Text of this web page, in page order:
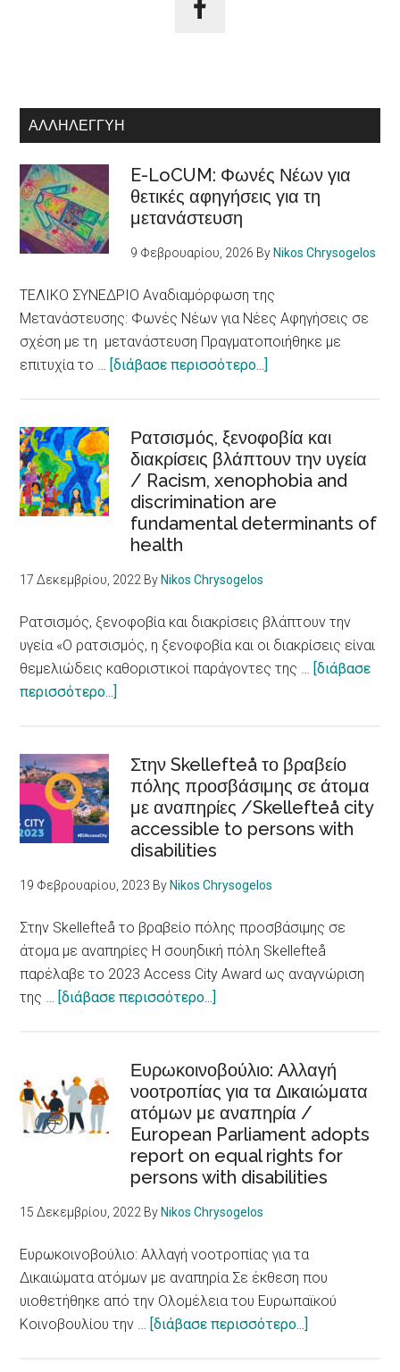
ΑΛΛΗΛΕΓΓΎΗ
E-LoCUM: Φωνές Νέων για
θετικές αφηγήσεις για τη
μετανάστευση
9 Φεβρουαρίου, 2026 ByNikos Chrysogelos
ΤΕΛΙΚΟ ΣΥΝΕΔΡΙΟ Αναδιαμόρφωση της
Μετανάστευσης: Φωνές Νέων για Νέες Αφηγήσεις σε
σχέση με τη μετανάστευση Πραγματοποιήθηκε με
επιτυχία το … [διάβασε περισσότερο...]
Φωνές
Νέων
για
θετικές
αφηγήσεις
Ρατσισμός, ξενοφοβία και
διακρίσεις βλάπτουν την υγεία
/ Racism, xenophobia and
discrimination are
fundamental determinants of
health
17 Δεκεμβρίου, 2022 ByNikos Chrysogelos
Ρατσισμός, ξενοφοβία και διακρίσεις βλάπτουν την
υγεία «Ο ρατσισμός, η ξενοφοβία και οι διακρίσεις είναι
θεμελιώδεις καθοριστικοί παράγοντες της … [διάβασε
περισσότερο...]
και
διακρίσεις
βλάπτουν
την
υγεία
xenophobia
and
discrimination
are
health
Στην Skellefteå το βραβείο
πόλης προσβάσιμης σε άτομα
με αναπηρίες /Skellefteå city
accessible to persons with
disabilities
19 Φεβρουαρίου, 2023 ByNikos Chrysogelos
Στην Skellefteå το βραβείο πόλης προσβάσιμης σε
άτομα με αναπηρίες Η σουηδική πόλη Skellefteå
παρέλαβε το 2023 Access City Award ως αναγνώριση
της … [διάβασε περισσότερο...]
το
βραβείο
πόλης
προσβάσιμης
σε
άτομα
/Skellefteå
city
accessible
to
Ευρωκοινοβούλιο: Αλλαγή
νοοτροπίας για τα Δικαιώματα
ατόμων με αναπηρία /
European Parliament adopts
report on equal rights for
persons with disabilities
15 Δεκεμβρίου, 2022 ByNikos Chrysogelos
Ευρωκοινοβούλιο: Αλλαγή νοοτροπίας για τα
Δικαιώματα ατόμων με αναπηρία Σε έκθεση που
υιοθετήθηκε από την Ολομέλεια του Ευρωπαϊκού
Κοινοβουλίου την … [διάβασε περισσότερο...]